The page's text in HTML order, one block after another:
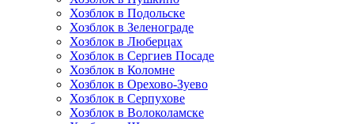
Хозблок в Подольске
Хозблок в Зеленограде
Хозблок в Люберцах
Хозблок в Сергиев Посаде
Хозблок в Коломне
Хозблок в Орехово-Зуево
Хозблок в Серпухове
Хозблок в Волоколамске